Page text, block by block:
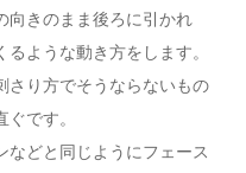
向きのまま後ろに引かれ
ような動き方をします。
さり方でそうならないもの
です。
などと同じようにフェース